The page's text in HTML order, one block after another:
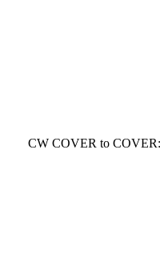
CW COVER to COVER: